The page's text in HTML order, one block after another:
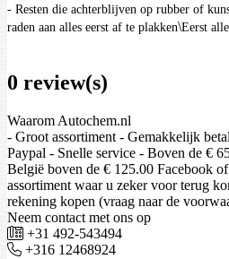
- Resten die achterblijven op rubber of
raden aan alles eerst af te plakken\Eerst
0 review(s)
Waarom Autochem.nl
- Groot assortiment - Gemakkelijk
Paypal - Snelle service - Boven de €
België boven de € 125.00 Facebook
assortiment waar u zeker voor terug
rekening kopen (vraag naar de
Neem contact met ons op
+31 492-543494
+316 12468924